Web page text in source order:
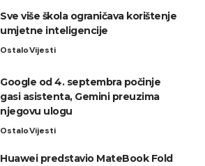
Sve više škola ograničava korištenje
umjetne inteligencije
OstaloVijesti
Google od 4. septembra počinje
gasi asistenta, Gemini preuzima
njegovu ulogu
OstaloVijesti
Huawei predstavio MateBook Fold